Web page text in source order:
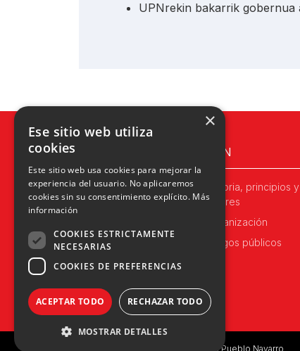
UPNrekin bakarrik gobernua
UPN
Historia, principios y
valores
Organización
Cargos públicos
Copyright © 2026 UPN | Unión del Pueblo Navarro
×
Ese sitio web utiliza
cookies
Este sitio web usa cookies para mejorar la
experiencia del usuario. No aplicaremos
cookies sin su consentimiento explícito. Más
información
COOKIES ESTRICTAMENTE
NECESARIAS
COOKIES DE PREFERENCIAS
ACEPTAR TODO RECHAZAR TODO
MOSTRAR DETALLES